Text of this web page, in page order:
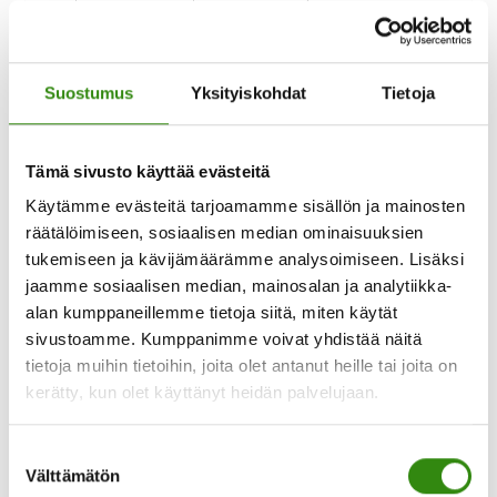
Suostumus Yksityiskohdat Tietoja
Tämä sivusto käyttää evästeitä
Käytämme evästeitä tarjoamamme sisällön ja mainosten
räätälöimiseen, sosiaalisen median ominaisuuksien
tukemiseen ja kävijämäärämme analysoimiseen. Lisäksi
jaamme sosiaalisen median, mainosalan ja analytiikka-
alan kumppaneillemme tietoja siitä, miten käytät
sivustoamme. Kumppanimme voivat yhdistää näitä
tietoja muihin tietoihin, joita olet antanut heille tai joita on
kerätty, kun olet käyttänyt heidän palvelujaan.
valinta
Välttämätön
valtakunnallisesti tarjoten ryhmämuotoisia tuettuja
lomia kaikille Suomessa vakituisesti asuville
erilaisissa lomakohteissa ympäri Suomen. MTLH:n
osoitteessa www.mtlh.fi …[Lue lisää...]
tietoaMaaseudun
ja
65-
vuotista
taivaltaan
4.10.2019
Maaseudun tukihenkilöverkko mukana
Okra-näyttelyssä 3.-6.7.19
Osallistumme yhdessä MTLH:n lomatoiminnan
[Lue
lisää...]tietoaMaaseudun